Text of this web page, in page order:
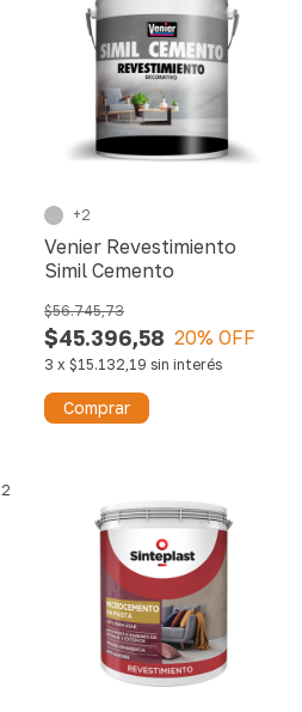
Venier Revestimiento
Simil Cemento
$45.396,58
$56.745,73
20% OFF
3 x $15.132,19 sin interés
+2
Comprar
2